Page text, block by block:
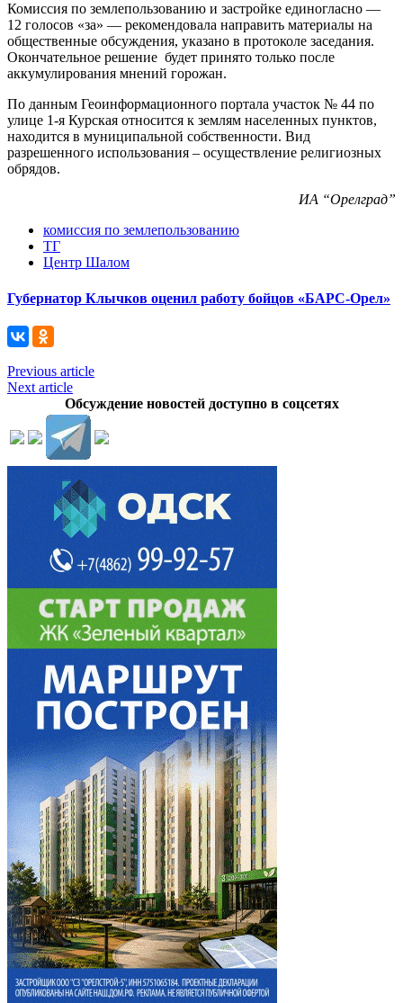
Комиссия по землепользованию и застройке единогласно —
12 голосов «за» — рекомендовала направить материалы на
общественные обсуждения, указано в протоколе заседания.
Окончательное решение будет принято только после
аккумулирования мнений горожан.
По данным Геоинформационного портала участок № 44 по
улице 1-я Курская относится к землям населенных пунктов,
находится в муниципальной собственности. Вид
разрешенного использования – осуществление религиозных
обрядов.
ИА “Орелград”
комиссия по землепользованию
ТГ
Центр Шалом
Губернатор Клычков оценил работу бойцов «БАРС-Орел»
Previous article
Next article
Обсуждение новостей доступно в соцсетях